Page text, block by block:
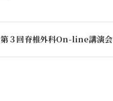
第３回脊椎外科On-line講演会